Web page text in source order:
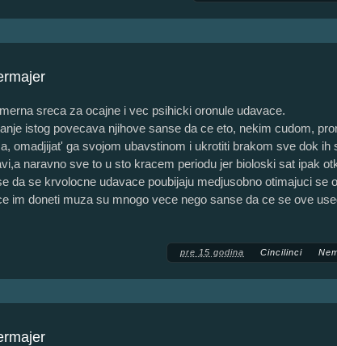
sreca za ocajne i vec psihicki oronule udavace.
istog povecava njihove sanse da ce eto, nekim cudom,
omadjijat' ga svojom ubavstinom i ukrotiti brakom sve dok ih
naravno sve to u sto kracem periodu jer bioloski sat ipak
da se krvolocne udavace poubijaju medjusobno otimajuci se
im doneti muza su mnogo vece nego sanse da ce se ove
pre 15 godina Cincilinci